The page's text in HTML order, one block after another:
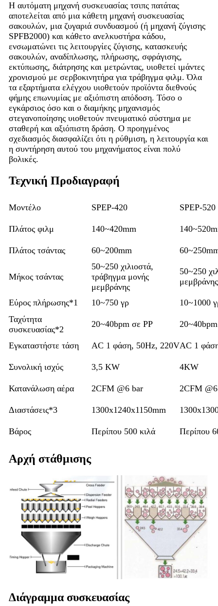
Η αυτόματη μηχανή συσκευασίας τσιπς πατάτας
αποτελείται από μια κάθετη μηχανή συσκευασίας
σακουλών, μια ζυγαριά συνδυασμού (ή μηχανή ζύγισης
SPFB2000) και κάθετο ανελκυστήρα κάδου,
ενσωματώνει τις λειτουργίες ζύγισης, κατασκευής
σακουλών, αναδίπλωσης, πλήρωσης, σφράγισης,
εκτύπωσης, διάτρησης και μετρώντας, υιοθετεί ιμάντες
χρονισμού με σερβοκινητήρα για τράβηγμα φιλμ. Όλα
τα εξαρτήματα ελέγχου υιοθετούν προϊόντα διεθνούς
φήμης επωνυμίας με αξιόπιστη απόδοση. Τόσο ο
εγκάρσιος όσο και ο διαμήκης μηχανισμός
στεγανοποίησης υιοθετούν πνευματικό σύστημα με
σταθερή και αξιόπιστη δράση. Ο προηγμένος
σχεδιασμός διασφαλίζει ότι η ρύθμιση, η λειτουργία και
η συντήρηση αυτού του μηχανήματος είναι πολύ
βολικές.
Τεχνική Προδιαγραφή
Μοντέλο SPEP-420 SPEP-520
Πλάτος φιλμ 140~420mm
Πλάτος τσάντας 60~200mm
Μήκος τσάντας
50~250 χιλιοστά,
τράβηγμα μονής
μεμβράνης
50~250
μεμβράνης
Εύρος πλήρωσης*1 10~750 γρ
10~1000
Ταχύτητα
συσκευασίας*2
20~40bpm σε PP
Εγκαταστήστε τάση AC 1 φάση, 50Hz, 220VAC 1
Συνολική ισχύς 3,5 KW 4KW
Κατανάλωση αέρα 2CFM @6 bar 2CFM
Διαστάσεις*3 1300x1240x1150mm
Βάρος Περίπου 500 κιλά Περίπου
Αρχή στάθμισης
Διάγραμμα συσκευασίας